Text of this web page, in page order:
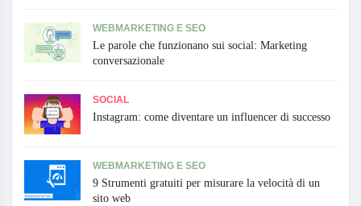
WEBMARKETING E SEO
Le parole che funzionano sui social: Marketing
conversazionale
SOCIAL
Instagram: come diventare un influencer di successo
WEBMARKETING E SEO
9 Strumenti gratuiti per misurare la velocità di un
sito web